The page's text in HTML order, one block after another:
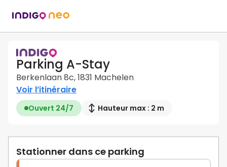
Parking A-Stay
Berkenlaan 8c, 1831 Machelen
Voir l’itinéraire
Ouvert 24/7 Hauteur max : 2 m
Stationner dans ce parking